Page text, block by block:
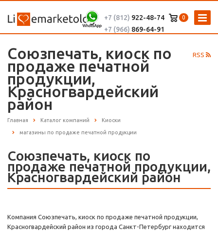
0
+7 (812) 922-48-74
+7 (966) 869-64-91
RSS
Союзпечать, киоск по
продаже печатной
продукции,
Красногвардейский
район
Главная Каталог компаний Киоски
магазины по продаже печатной продукции
Союзпечать, киоск по
продаже печатной продукции,
Красногвардейский район
Компания Союзпечать, киоск по продаже печатной продукции,
Красногвардейский район из города Санкт-Петербург находится